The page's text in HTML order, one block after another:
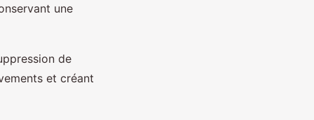
une
de
et créant